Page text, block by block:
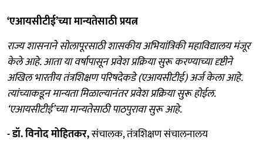
‘एआयसीटीई’च्या मान्यतेसाठी प्रयत्न
राज्य शासनाने सोलापूरसाठी शासकीय अभियांत्रिकी महाविद्यालय मंजूर
केले आहे. आता या वर्षापासून प्रवेश प्रक्रिया सुरू करण्याच्या दृष्टीने
अखिल भारतीय तंत्रशिक्षण परिषदेकडे (एआयसीटीई) अर्ज केला आहे.
त्यांच्याकडून मान्यता मिळाल्यानंतर प्रवेश प्रक्रिया सुरू होईल.
‘एआयसीटीई’च्या मान्यतेसाठी पाठपुरावा सुरू आहे.
- डॉ. विनोद मोहितकर,संचालक, तंत्रशिक्षण संचालनालय